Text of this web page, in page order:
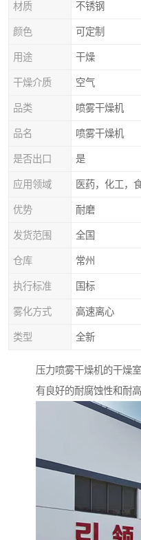
材质 不锈钢
颜色 可定制
用途 干燥
干燥介质 空气
品类 喷雾干燥机
品名 喷雾干燥机
是否出口 是
应用领域 医药，化工，
优势 耐磨
发货范围 全国
仓库 常州
执行标准 国标
雾化方式 高速离心
类型 全新
压力喷雾干燥机的干燥
有良好的耐腐蚀性和耐高